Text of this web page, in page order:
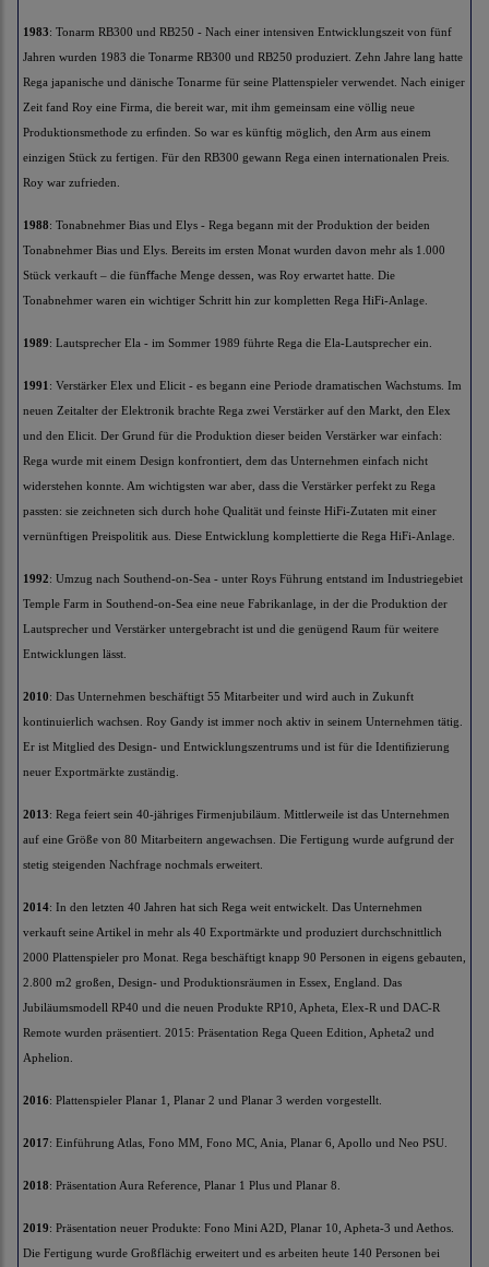
1983: Tonarm RB300 und RB250 - Nach einer intensiven Entwicklungszeit von fünf
Jahren wurden 1983 die Tonarme RB300 und RB250 produziert. Zehn Jahre lang hatte
Rega japanische und dänische Tonarme für seine Plattenspieler verwendet. Nach einiger
Zeit fand Roy eine Firma, die bereit war, mit ihm gemeinsam eine völlig neue
Produktionsmethode zu erﬁnden. So war es künftig möglich, den Arm aus einem
einzigen Stück zu fertigen. Für den RB300 gewann Rega einen internationalen Preis.
Roy war zufrieden.
1988: Tonabnehmer Bias und Elys - Rega begann mit der Produktion der beiden
Tonabnehmer Bias und Elys. Bereits im ersten Monat wurden davon mehr als 1.000
Stück verkauft – die fünﬀache Menge dessen, was Roy erwartet hatte. Die
Tonabnehmer waren ein wichtiger Schritt hin zur kompletten Rega HiFi-Anlage.
1989: Lautsprecher Ela - im Sommer 1989 führte Rega die Ela-Lautsprecher ein.
1991 : Verstärker Elex und Elicit - es begann eine Periode dramatischen Wachstums. Im
neuen Zeitalter der Elektronik brachte Rega zwei Verstärker auf den Markt, den Elex
und den Elicit. Der Grund für die Produktion dieser beiden Verstärker war einfach:
Rega wurde mit einem Design konfrontiert, dem das Unternehmen einfach nicht
widerstehen konnte. Am wichtigsten war aber, dass die Verstärker perfekt zu Rega
passten: sie zeichneten sich durch hohe Qualität und feinste HiFi-Zutaten mit einer
vernünftigen Preispolitik aus. Diese Entwicklung komplettierte die Rega HiFi-Anlage.
1992: Umzug nach Southend-on-Sea - unter Roys Führung entstand im Industriegebiet
Temple Farm in Southend-on-Sea eine neue Fabrikanlage, in der die Produktion der
Lautsprecher und Verstärker untergebracht ist und die genügend Raum für weitere
Entwicklungen lässt.
2010: Das Unternehmen beschäftigt 55 Mitarbeiter und wird auch in Zukunft
kontinuierlich wachsen. Roy Gandy ist immer noch aktiv in seinem Unternehmen tätig.
Er ist Mitglied des Design- und Entwicklungszentrums und ist für die Identiﬁzierung
neuer Exportmärkte zuständig.
2013: Rega feiert sein 40-jähriges Firmenjubiläum. Mittlerweile ist das Unternehmen
auf eine Größe von 80 Mitarbeitern angewachsen. Die Fertigung wurde aufgrund der
stetig steigenden Nachfrage nochmals erweitert.
2014: In den letzten 40 Jahren hat sich Rega weit entwickelt. Das Unternehmen
verkauft seine Artikel in mehr als 40 Exportmärkte und produziert durchschnittlich
2000 Plattenspieler pro Monat. Rega beschäftigt knapp 90 Personen in eigens gebauten,
2.800 m2 großen, Design- und Produktionsräumen in Essex, England. Das
Jubiläumsmodell RP40 und die neuen Produkte RP10, Apheta, Elex-R und DAC-R
Remote wurden präsentiert. 2015: Präsentation Rega Queen Edition, Apheta2 und
Aphelion.
2016: Plattenspieler Planar 1, Planar 2 und Planar 3 werden vorgestellt.
2017: Einführung Atlas, Fono MM, Fono MC, Ania, Planar 6, Apollo und Neo PSU.
2018: Präsentation Aura Reference, Planar 1 Plus und Planar 8.
2019: Präsentation neuer Produkte: Fono Mini A2D, Planar 10, Apheta-3 und Aethos.
Die Fertigung wurde Großflächig erweitert und es arbeiten heute 140 Personen bei